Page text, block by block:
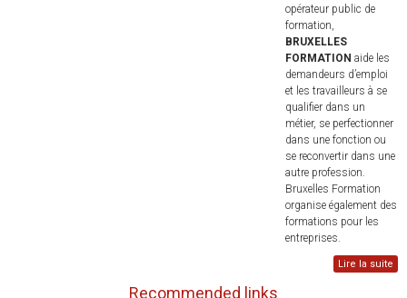
opérateur public de
formation,
BRUXELLES
FORMATION aide les
demandeurs d’emploi
et les travailleurs à se
qualifier dans un
métier, se perfectionner
dans une fonction ou
se reconvertir dans une
autre profession.
Bruxelles Formation
organise également des
formations pour les
entreprises.
Lire la suite
Recommended links